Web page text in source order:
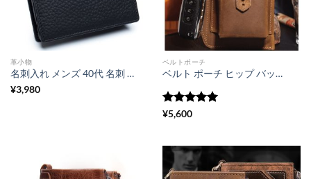
革小物
名刺入れ メンズ 40代 名刺 ケース 牛革 カード入れ 名刺入れ 大 容量 ビジネス 就職 プレゼント
¥3,980
ベルトポーチ
ベルト ポーチ ヒップ バッグ スマホポーチ メンズ ベルト 通し 腰に付ける ウエスト ポーチ おしゃれ 本革
5段階中
¥5,600